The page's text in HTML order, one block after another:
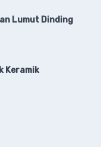
Lumut Dinding
Keramik